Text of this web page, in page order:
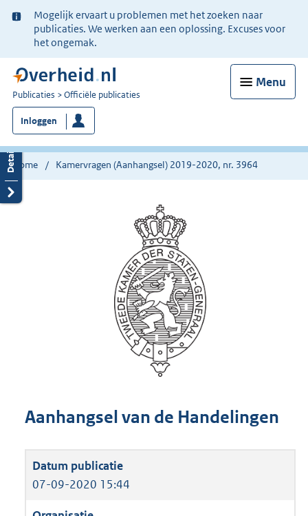
Ter
informatie:
Mogelijk ervaart u problemen met het zoeken naar
publicaties. We werken aan een oplossing. Excuses voor
het ongemak.
Menu
U
bent
nu
hier:
Publicaties Officiële publicaties
Inloggen
Home Kamervragen (Aanhangsel) 2019-2020, nr. 3964
Aanhangsel van de Handelingen
07-09-2020 15:44